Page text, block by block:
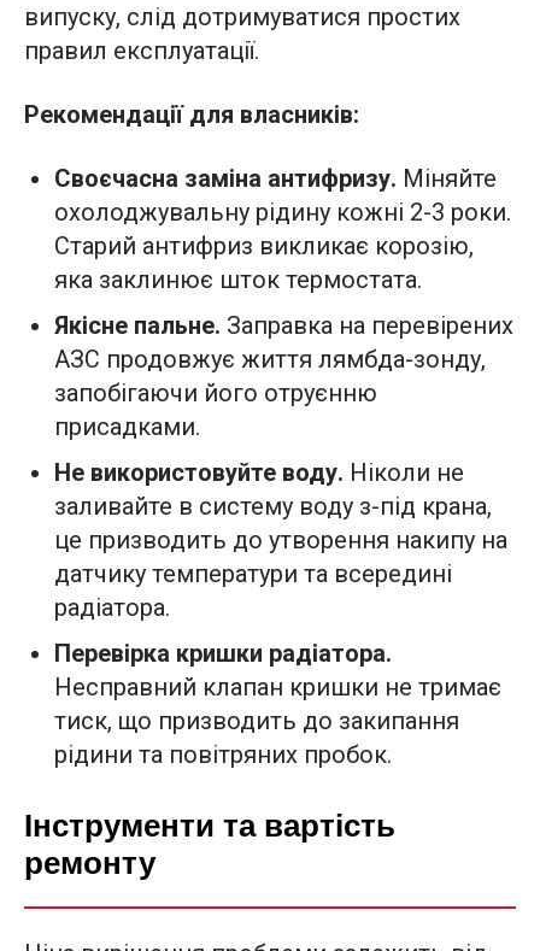
випуску, слід дотримуватися простих
правил експлуатації.
Рекомендації для власників:
Своєчасна заміна антифризу. Міняйте
охолоджувальну рідину кожні 2-3 роки.
Старий антифриз викликає корозію,
яка заклинює шток термостата.
Якісне пальне. Заправка на перевірених
АЗС продовжує життя лямбда-зонду,
запобігаючи його отруєнню
присадками.
Не використовуйте воду. Ніколи не
заливайте в систему воду з-під крана,
це призводить до утворення накипу на
датчику температури та всередині
радіатора.
Перевірка кришки радіатора.
Несправний клапан кришки не тримає
тиск, що призводить до закипання
рідини та повітряних пробок.
Інструменти та вартість
ремонту